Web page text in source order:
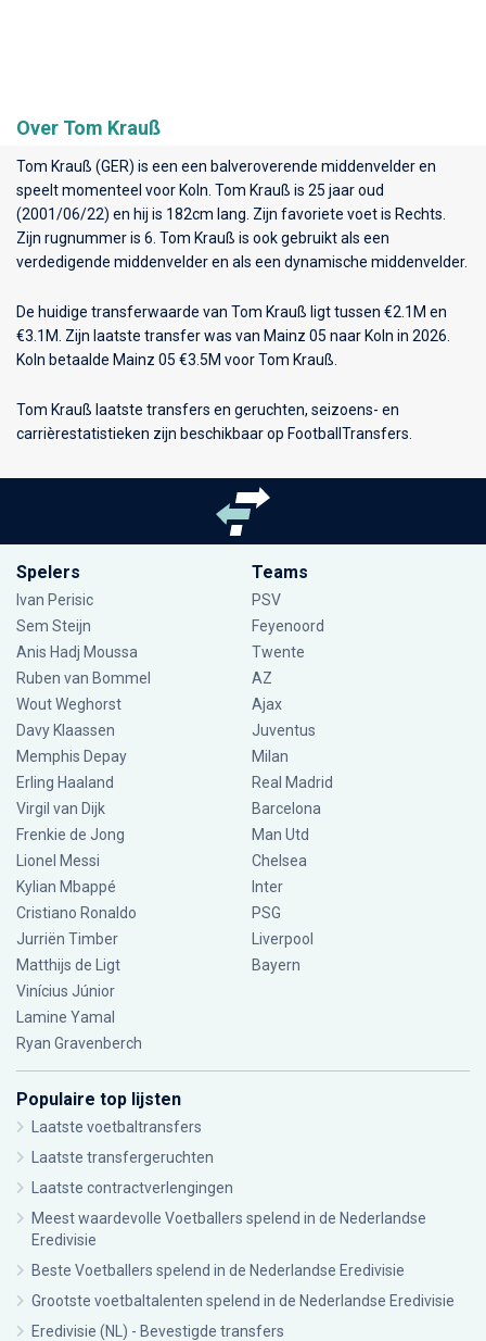
Over Tom Krauß
Tom Krauß (GER) is een een balveroverende middenvelder en
speelt momenteel voor Koln . Tom Krauß is 25 jaar oud
(2001/06/22) en hij is 182cm lang. Zijn favoriete voet is Rechts.
Zijn rugnummer is 6. Tom Krauß is ook gebruikt als een
verdedigende middenvelder en als een dynamische middenvelder.
De huidige transferwaarde van Tom Krauß ligt tussen €2.1M en
€3.1M. Zijn laatste transfer was van Mainz 05 naar Koln in 2026.
Koln betaalde Mainz 05 €3.5M voor Tom Krauß.
Tom Krauß laatste transfers en geruchten, seizoens- en
carrièrestatistieken zijn beschikbaar op FootballTransfers.
Spelers
Ivan Perisic
Sem Steijn
Anis Hadj Moussa
Ruben van Bommel
Wout Weghorst
Davy Klaassen
Memphis Depay
Erling Haaland
Virgil van Dijk
Frenkie de Jong
Lionel Messi
Kylian Mbappé
Cristiano Ronaldo
Jurriën Timber
Matthijs de Ligt
Vinícius Júnior
Lamine Yamal
Ryan Gravenberch
Teams
PSV
Feyenoord
Twente
AZ
Ajax
Juventus
Milan
Real Madrid
Barcelona
Man Utd
Chelsea
Inter
PSG
Liverpool
Bayern
Populaire top lijsten
Laatste voetbaltransfers
Laatste transfergeruchten
Laatste contractverlengingen
Meest waardevolle Voetballers spelend in de Nederlandse
Eredivisie
Beste Voetballers spelend in de Nederlandse Eredivisie
Grootste voetbaltalenten spelend in de Nederlandse Eredivisie
Eredivisie (NL) - Bevestigde transfers